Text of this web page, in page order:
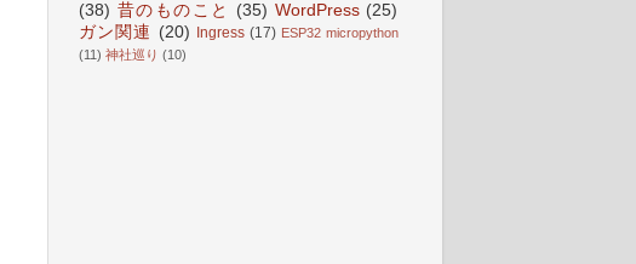
(38) 昔のものこと (35) WordPress (25)
ガン関連 (20) Ingress (17) ESP32 micropython
(11) 神社巡り (10)